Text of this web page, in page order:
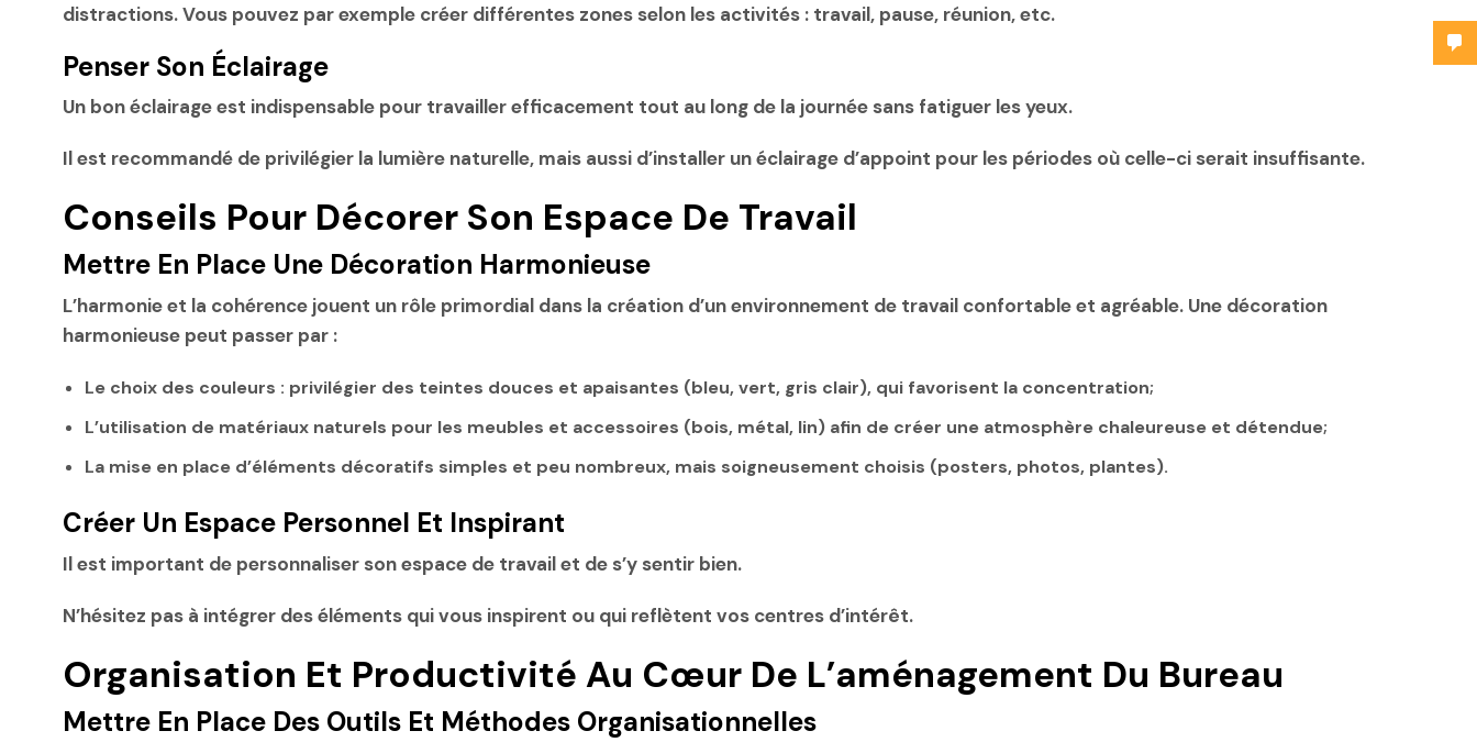
distractions. Vous pouvez par exemple créer différentes zones selon les activités : travail, pause, réunion, etc.
Penser Son Éclairage
Un bon éclairage est indispensable pour travailler efficacement tout au long de la journée sans fatiguer les yeux.
Il est recommandé de privilégier la lumière naturelle, mais aussi d’installer un éclairage d’appoint pour les périodes où celle-ci serait insuffisante.
Conseils Pour Décorer Son Espace De Travail
Mettre En Place Une Décoration Harmonieuse
L’harmonie et la cohérence jouent un rôle primordial dans la création d’un environnement de travail confortable et agréable. Une décoration
harmonieuse peut passer par :
Le choix des couleurs : privilégier des teintes douces et apaisantes (bleu, vert, gris clair), qui favorisent la concentration;
L’utilisation de matériaux naturels pour les meubles et accessoires (bois, métal, lin) afin de créer une atmosphère chaleureuse et détendue;
La mise en place d’éléments décoratifs simples et peu nombreux, mais soigneusement choisis (posters, photos, plantes).
Créer Un Espace Personnel Et Inspirant
Il est important de personnaliser son espace de travail et de s’y sentir bien.
N’hésitez pas à intégrer des éléments qui vous inspirent ou qui reflètent vos centres d’intérêt.
Organisation Et Productivité Au Cœur De L’aménagement Du Bureau
Mettre En Place Des Outils Et Méthodes Organisationnelles